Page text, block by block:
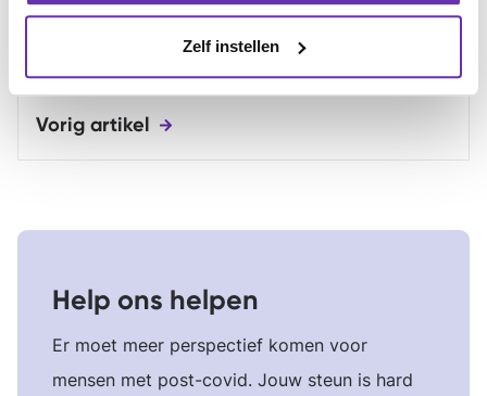
Zelf instellen
en hoe je ervoor kunt zorgen dat je toch kunt genieten
van eten en drinken.
Vorig artikel
Help ons helpen
Er moet meer perspectief komen voor
mensen met post-covid. Jouw steun is hard